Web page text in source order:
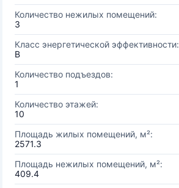
Количество нежилых помещений:
3
Класс энергетической эффективности:
B
Количество подъездов:
1
Количество этажей:
10
Площадь жилых помещений, м²:
2571.3
Площадь нежилых помещений, м²:
409.4